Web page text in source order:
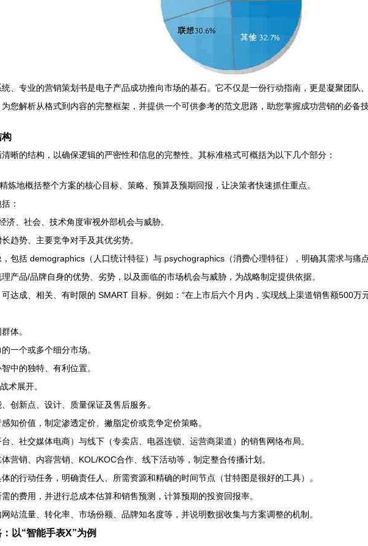
、专业的营销策划书是电子产品成功推向市场的基石。它不仅是一份行动指南，更是凝聚团队
您解析从格式到内容的完整框架，并提供一个可供参考的范文思路，助您掌握成功营销的必备技
构
晰的结构，以确保逻辑的严密性和信息的完整性。其标准格式可概括为以下几个部分：
炼地概括整个方案的核心目标、策略、预算及预期回报，让决策者快速抓住重点。
：
济、社会、技术角度审视外部机会与威胁。
趋势、主要竞争对手及其优劣势。
包括 demographics（人口统计特征）与 psychographics（消费心理特征），明确其需求与痛点
产品/品牌自身的优势、劣势，以及面临的市场机会与威胁，为战略制定提供依据。
可达成、相关、有时限的 SMART 目标。例如：“在上市后六个月内，实现线上渠道销售额500万
体。
一个或多个细分市场。
中的独特、有利位置。
术展开。
创新点、设计、质量保证及售后服务。
知价值，制定渗透定价、撇脂定价或竞争定价策略。
、社交媒体电商）与线下（专卖店、电器连锁、运营商渠道）的销售网络布局。
营销、内容营销、KOL/KOC合作、线下活动等，制定整合传播计划。
体的行动任务，明确责任人、所需资源和精确的时间节点（甘特图是很好的工具）。
的费用，并进行总成本估算和销售预测，计算预期的投资回报率。
站流量、转化率、市场份额、品牌知名度等，并说明数据收集与方案调整的机制。
以“智能手表X”为例